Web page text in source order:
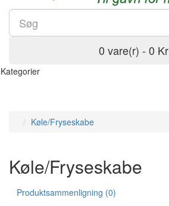
0 vare(r) - 0 Kr
Kategorier
Køle/Fryseskabe
Køle/Fryseskabe
Produktsammenligning (0)